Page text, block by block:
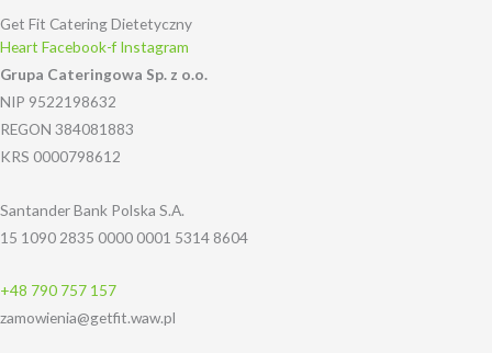
Get Fit Catering Dietetyczny
Heart Facebook-f Instagram
Grupa Cateringowa Sp. z o.o.
NIP 9522198632
REGON 384081883
KRS 0000798612
Santander Bank Polska S.A.
15 1090 2835 0000 0001 5314 8604
+48 790 757 157
zamowienia@getfit.waw.pl